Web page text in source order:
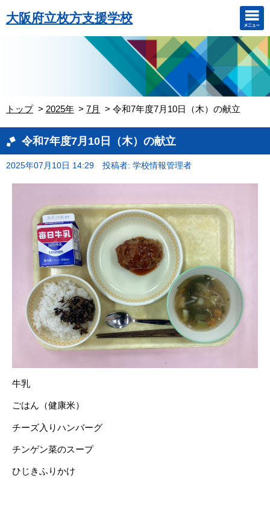
大阪府立枚方支援学校
トップ 2025年 7月 令和7年度7月10日（木）の献立
令和7年度7月10日（木）の献立
2025年07月10日 14:29 投稿者: 学校情報管理者
牛乳
ごはん（健康米）
チーズ入りハンバーグ
チンゲン菜のスープ
ひじきふりかけ